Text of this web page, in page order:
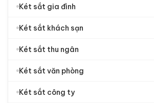
Két sắt gia đình
Két sắt khách sạn
Két sắt thu ngân
Két sắt văn phòng
Két sắt công ty